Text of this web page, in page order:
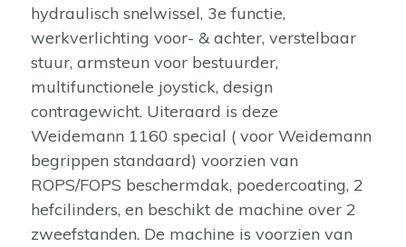
hydraulisch snelwissel, 3e functie,
werkverlichting voor- & achter, verstelbaar
stuur, armsteun voor bestuurder,
multifunctionele joystick, design
contragewicht. Uiteraard is deze
Weidemann 1160 special ( voor Weidemann
begrippen standaard) voorzien van
ROPS/FOPS beschermdak, poedercoating, 2
hefcilinders, en beschikt de machine over 2
zweefstanden. De machine is voorzien van